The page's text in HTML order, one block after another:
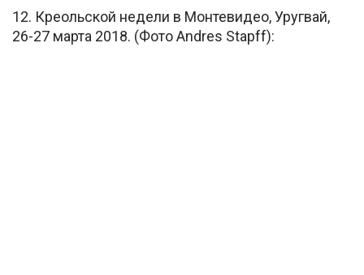
12. Креольской недели в Монтевидео, Уругвай,
26-27 марта 2018. (Фото Andres Stapff):